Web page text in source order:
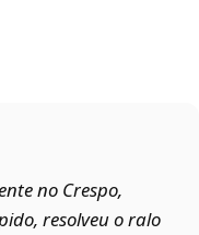
no Crespo,
resolveu o ralo